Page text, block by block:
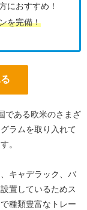
におすすめ！
を完備！
である欧米のさまざ
ラムを取り入れて
。
キャデラック、バ
置しているためス
種類豊富なトレー